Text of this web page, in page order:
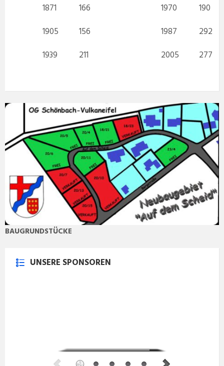
1871
166
1905
156
1939
211
1970
190
1987
292
2005
277
BAUGRUNDSTÜCKE
UNSERE SPONSOREN